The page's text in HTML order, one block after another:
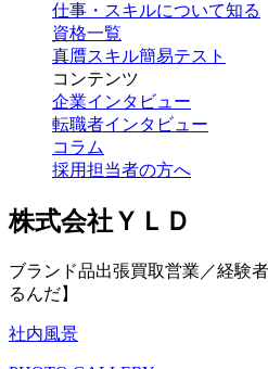
仕事・スキルについて知る
資格一覧
真贋スキル簡易テスト
コンテンツ
企業インタビュー
転職者インタビュー
コラム
採用担当者の方へ
株式会社ＹＬＤ
ブランド品出張買取営業／経験
るんだ】
社内風景